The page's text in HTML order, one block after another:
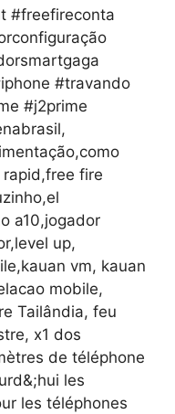
#freefireconta​​​
#travando​​​
#j2prime​​​
fire
a10,jogador
up,
vm, kauan
mobile,
Tailândia, feu
x1 dos
de téléphone
les
les téléphones